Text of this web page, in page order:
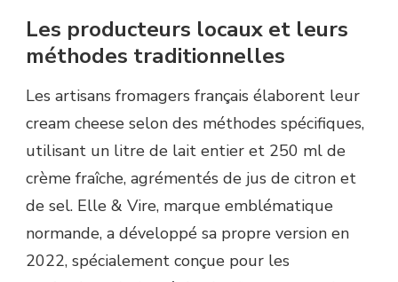
Les producteurs locaux et leurs
méthodes traditionnelles
Les artisans fromagers français élaborent leur
cream cheese selon des méthodes spécifiques,
utilisant un litre de lait entier et 250 ml de
crème fraîche, agrémentés de jus de citron et
de sel. Elle & Vire, marque emblématique
normande, a développé sa propre version en
2022, spécialement conçue pour les